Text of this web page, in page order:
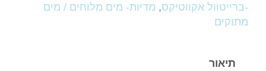
-ברייטוול אקווטיקס, מדיות- מים מלוחים / מים
מתוקים
תיאור